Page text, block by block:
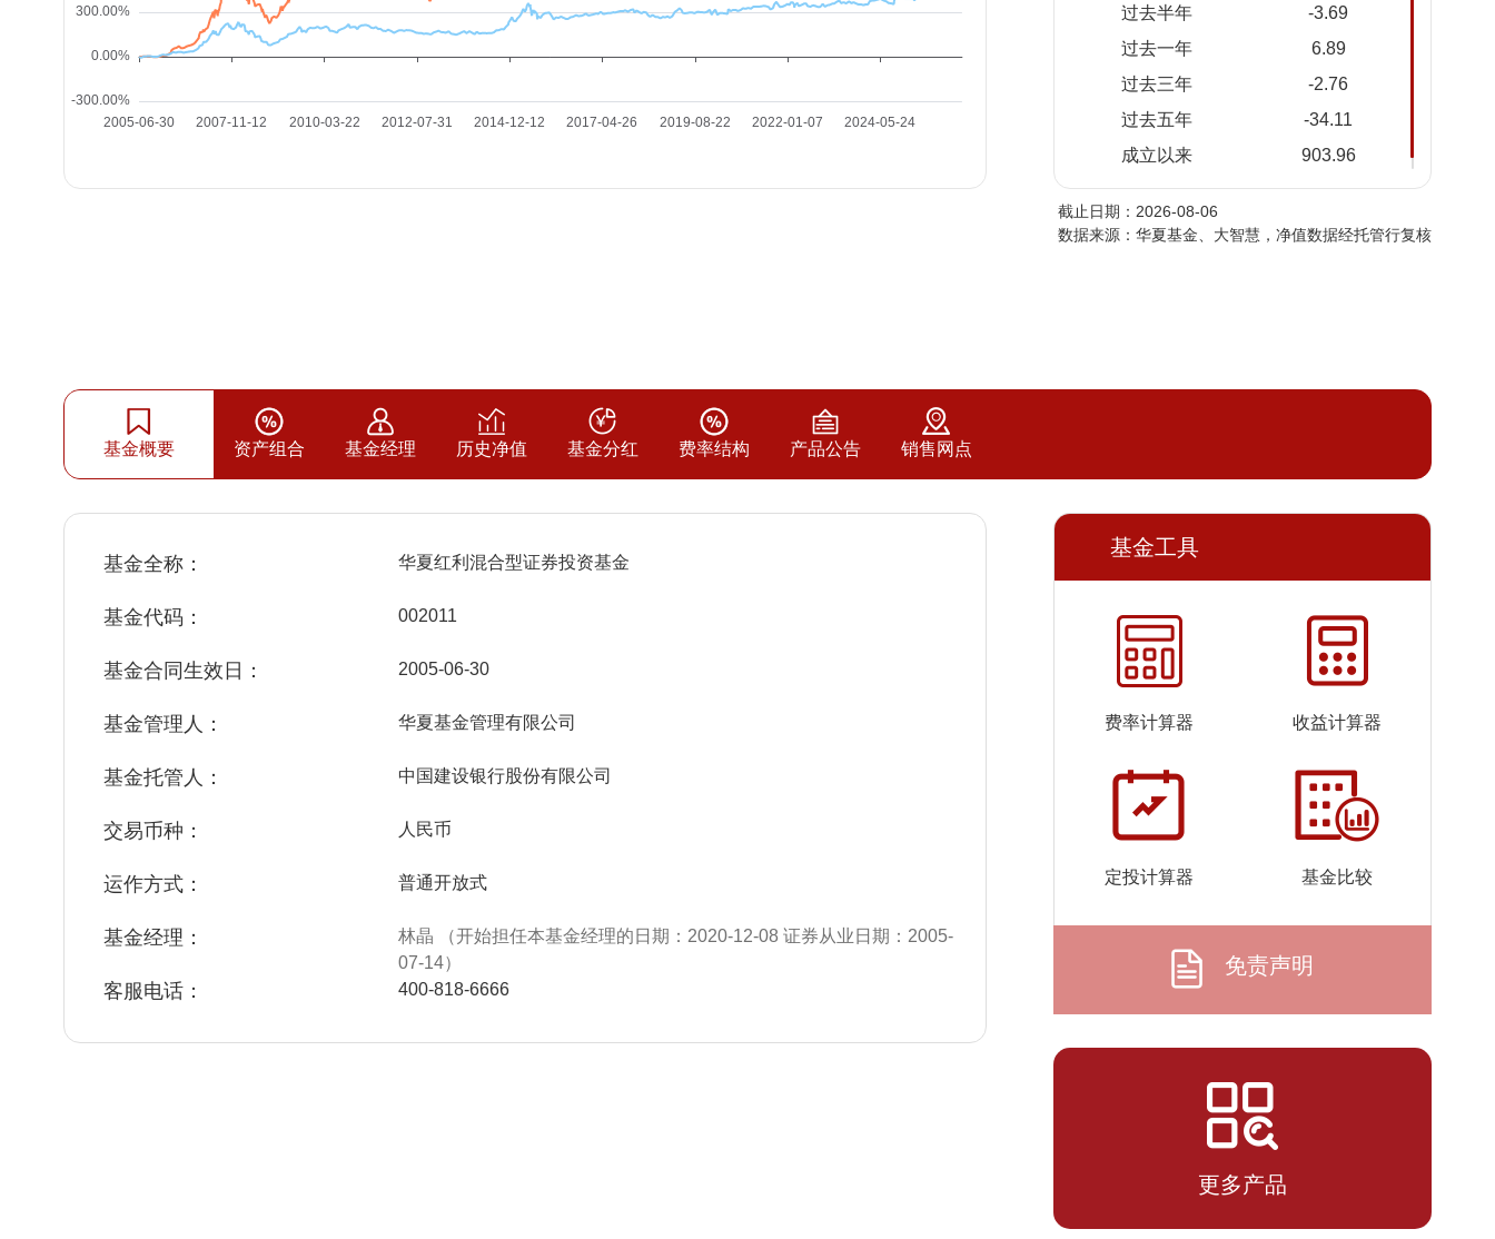
过去半年
-3.69
过去一年
6.89
过去三年
-2.76
过去五年
-34.11
成立以来
903.96
2026-
08-04
2.585
2026-
08-03
2.603
2026-
2.628
2026-
07-30
2.639 5.112
07-23
2026-
07-22
2.601 5.074
2.560
2026-
07-20
2.579
2026-
2.490
2026-
2.511
07-15
4.980
07-13
截止日期：2026-08-06
数据来源：华夏基金、大智慧，净值数据经托管行复核
基金概要 资产组合 基金经理 历史净值 基金分红 费率结构 产品公告 销售网点
基金全称： 华夏红利混合型证券投资基金
基金代码： 002011
基金合同生效日： 2005-06-30
基金管理人： 华夏基金管理有限公司
基金托管人： 中国建设银行股份有限公司
交易币种： 人民币
运作方式： 普通开放式
基金经理：
林晶 （开始担任本基金经理的日期：2020-12-08 证券从业日期：2005-
07-14）
客服电话： 400-818-6666
基金工具
费率计算器 收益计算器
定投计算器 基金比较
免责声明
更多产品